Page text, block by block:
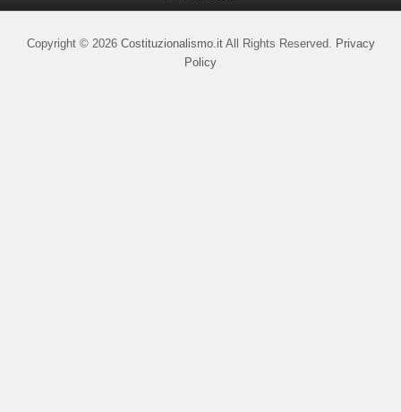
Copyright © 2026 Costituzionalismo.itAll Rights Reserved.
Privacy
Policy